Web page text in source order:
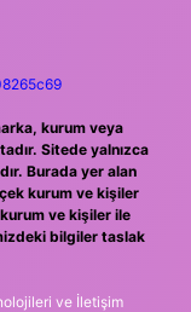
kurum veya
Sitede yalnızca
Burada yer alan
kurum ve kişiler
ve kişiler ile
bilgiler taslak
ve İletişim